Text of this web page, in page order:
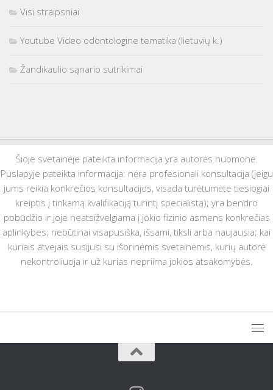
Visi straipsniai
Youtube Video odontologine tematika (lietuvių k.)
Žandikaulio sąnario sutrikimai
Šioje svetainėje pateikta informacija yra autorės nuomonė.
Puslapyje pateikta informacija: nėra profesionali konsultacija (jeigu
jums reikia konkrečios konsultacijos, visada turėtumėte tiesiogiai
kreiptis į tinkamą kvalifikaciją turintį specialistą); yra bendro
pobūdžio ir joje neatsižvelgiama į jokio fizinio asmens konkrečias
aplinkybes; nebūtinai visapusiška, išsami, tiksli arba naujausia; kai
kuriais atvejais susijusi su išorinėmis svetainėmis, kurių autorė
nekontroliuoja ir už kurias nepriima jokios atsakomybės.